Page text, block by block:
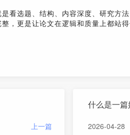
看选题、结构、内容深度、研究方
，更是让论文在逻辑和质量上都站
上一篇
什么是一
2026-04-28